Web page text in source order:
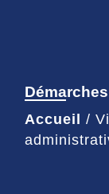
Accueil /